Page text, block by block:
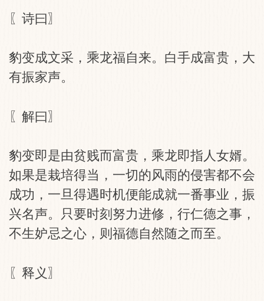
〖诗曰〗
豹变成文采，乘龙福自来。白手成富贵，大
有振家声。
〖解曰〗
豹变即是由贫贱而富贵，乘龙即指人女婿。
如果是栽培得当，一切的风雨的侵害都不会
成功，一旦得遇时机便能成就一番事业，振
兴名声。只要时刻努力进修，行仁德之事，
不生妒忌之心，则福德自然随之而至。
〖释义〗